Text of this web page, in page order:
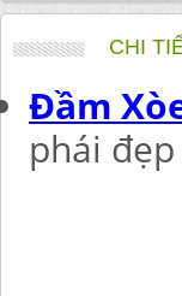
CHI
Đầm
phái